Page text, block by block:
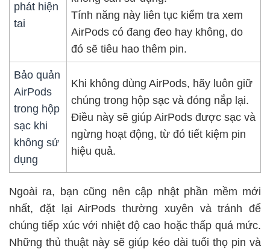
phát hiện
tai
Tính năng này liên tục kiểm tra xem
AirPods có đang đeo hay không, do
đó sẽ tiêu hao thêm pin.
Bảo quản
AirPods
trong hộp
sạc khi
không sử
dụng
Khi không dùng AirPods, hãy luôn giữ
chúng trong hộp sạc và đóng nắp lại.
Điều này sẽ giúp AirPods được sạc và
ngừng hoạt động, từ đó tiết kiệm pin
hiệu quả.
Ngoài ra, bạn cũng nên cập nhật phần mềm mới
nhất, đặt lại AirPods thường xuyên và tránh để
chúng tiếp xúc với nhiệt độ cao hoặc thấp quá mức.
Những thủ thuật này sẽ giúp kéo dài tuổi thọ pin và